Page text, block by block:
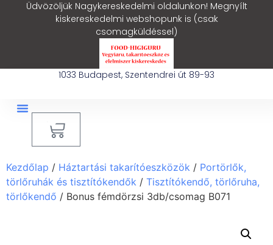
Üdvözöljük Nagykereskedelmi oldalunkon! Megnyílt
kiskereskedelmi webshopunk is (csak
csomagküldéssel)
1033 Budapest, Szentendrei út 89-93
Kezdőlap / Háztartási takarítóeszközök / Portörlők,
törlőruhák és tisztítókendők / Tisztítókendő, törlőruha,
törlőkendő / Bonus fémdörzsi 3db/csomag B071